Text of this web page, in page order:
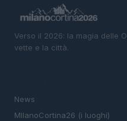
Verso il 2026: la magia delle
vette e la città.
News
MIlanoCortina26 (i luoghi)